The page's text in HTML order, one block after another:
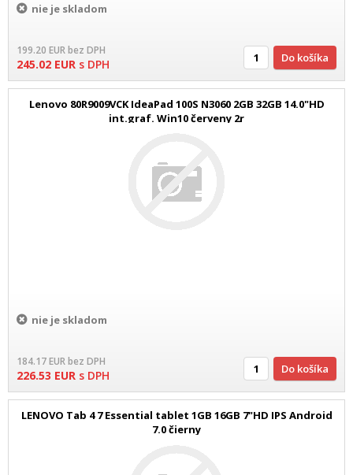
nie je skladom
199.20 EURbez DPH
245.02 EUR s DPH Do košíka
Lenovo 80R9009VCK IdeaPad 100S N3060 2GB 32GB 14.0"HD
int.graf. Win10 červeny 2r
nie je skladom
184.17EURbez DPH
226.53 EUR s DPH Do košíka
LENOVO Tab 4 7 Essential tablet 1GB 16GB 7"HD IPS Android
7.0 čierny